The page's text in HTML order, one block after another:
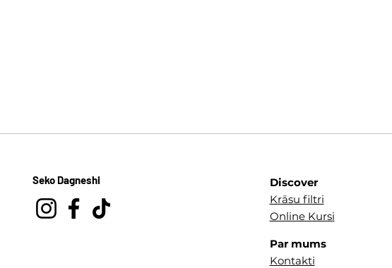
Seko Dagneshi
Discover
Krāsu filtri
Online Kursi
Par mums
Kontakti